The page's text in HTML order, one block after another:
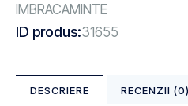
IMBRACAMINTE
ID produs:31655
DESCRIERE RECENZII (0)